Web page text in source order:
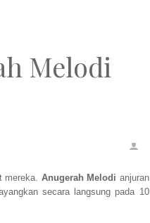
Melodi
mereka. Anugerah Melodi anjuran
secara langsung pada 10